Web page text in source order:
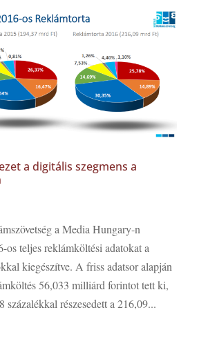
a digitális szegmens a
a Media Hungary-n
os teljes reklámköltési adatokat a
kiegészítve. A friss adatsor alapján
56,033 milliárd forintot tett ki,
százalékkal részesedett a 216,09...